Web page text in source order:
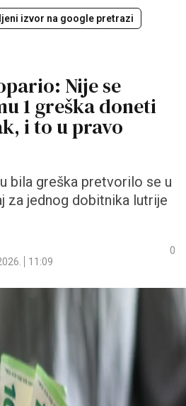
izvor na google pretrazi
Nije se
1 greška doneti
i to u pravo
bila greška pretvorilo se u
za jednog dobitnika lutrije
11:09
0